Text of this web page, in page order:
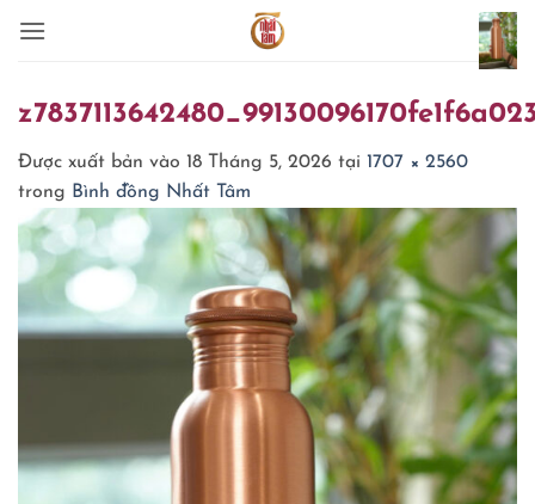
qua
dung
Được xuất bản vào 18 Tháng 5, 2026 tại 1707 × 2560
trong Bình đồng Nhất Tâm